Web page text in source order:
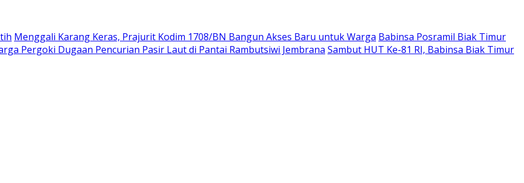
Menggali Karang Keras, Prajurit Kodim 1708/BN Bangun Akses Baru untuk Warga Babinsa Posramil Biak Timur
Pergoki Dugaan Pencurian Pasir Laut di Pantai Rambutsiwi Jembrana Sambut HUT Ke-81 RI, Babinsa Biak Timur